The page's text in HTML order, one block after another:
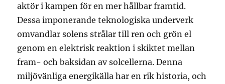
aktör i kampen för en mer hållbar framtid.
Dessa imponerande teknologiska underverk
omvandlar solens strålar till ren och grön el
genom en elektrisk reaktion i skiktet mellan
fram- och baksidan av solcellerna. Denna
miljövänliga energikälla har en rik historia, och